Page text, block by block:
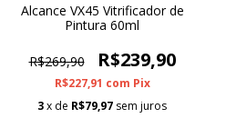
Alcance VX45 Vitrificador de
Pintura 60ml
R$269,90 R$239,90
R$227,91 com Pix
3x de R$79,97 sem juros